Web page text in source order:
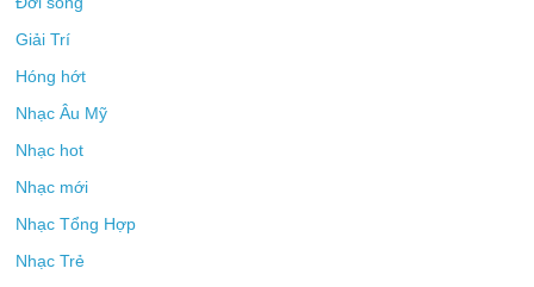
Giải Trí
Hóng hớt
Nhạc Âu Mỹ
Nhạc hot
Nhạc mới
Nhạc Tổng Hợp
Nhạc Trẻ